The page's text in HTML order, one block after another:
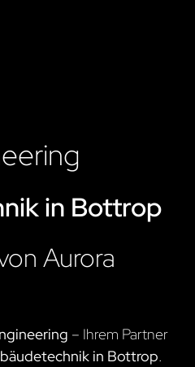
in Bottrop
Aurora
– Ihrem Partner
in Bottrop.